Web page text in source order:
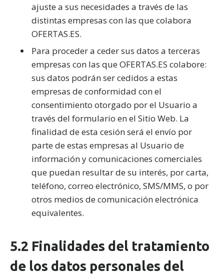
ajuste a sus necesidades a través de las
distintas empresas con las que colabora
OFERTAS.ES.
Para proceder a ceder sus datos a terceras
empresas con las que OFERTAS.ES colabore:
sus datos podrán ser cedidos a estas
empresas de conformidad con el
consentimiento otorgado por el Usuario a
través del formulario en el Sitio Web. La
finalidad de esta cesión será el envío por
parte de estas empresas al Usuario de
información y comunicaciones comerciales
que puedan resultar de su interés, por carta,
teléfono, correo electrónico, SMS/MMS, o por
otros medios de comunicación electrónica
equivalentes.
5.2 Finalidades del tratamiento
de los datos personales del